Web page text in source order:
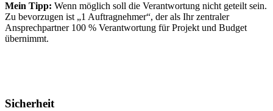
Mein Tipp: Wenn möglich soll die Verantwortung nicht geteilt sein.
Zu bevorzugen ist „1 Auftragnehmer“, der als Ihr zentraler
Ansprechpartner 100 % Verantwortung für Projekt und Budget
übernimmt.
Sicherheit